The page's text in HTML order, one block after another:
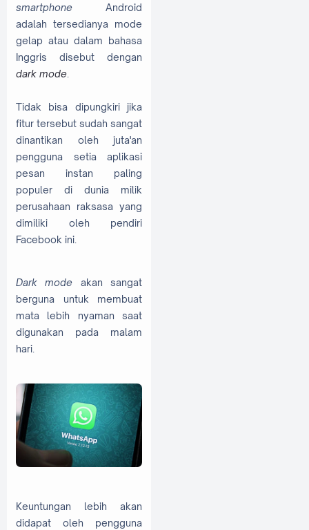
smartphone Android
adalah tersedianya mode
gelap atau dalam bahasa
Inggris disebut dengan
dark mode
Tidak bisa dipungkiri jika
fitur tersebut sudah sangat
dinantikan oleh juta'an
pengguna setia aplikasi
pesan instan paling
populer di dunia milik
perusahaan raksasa yang
dimiliki oleh pendiri
Facebook ini.
Dark mode akan sangat
berguna untuk membuat
mata lebih nyaman saat
digunakan pada malam
hari.
Keuntungan lebih akan
didapat oleh pengguna